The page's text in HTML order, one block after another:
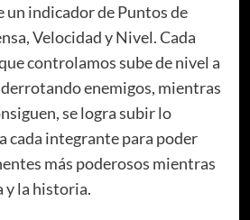
un indicador de Puntos de
Velocidad y Nivel. Cada
controlamos sube de nivel a
derrotando enemigos, mientras
se logra subir lo
cada integrante para poder
más poderosos mientras
y la historia.